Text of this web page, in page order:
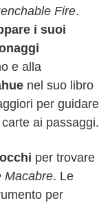
Fire.
i suoi
e alla
nel suo libro
per guidare
ai passaggi.
per trovare
Macabre. Le
per